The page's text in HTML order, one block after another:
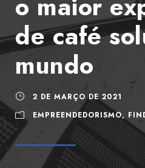
de café
mundo
2 DE MARÇO DE 2021
EMPREENDEDORISMO,